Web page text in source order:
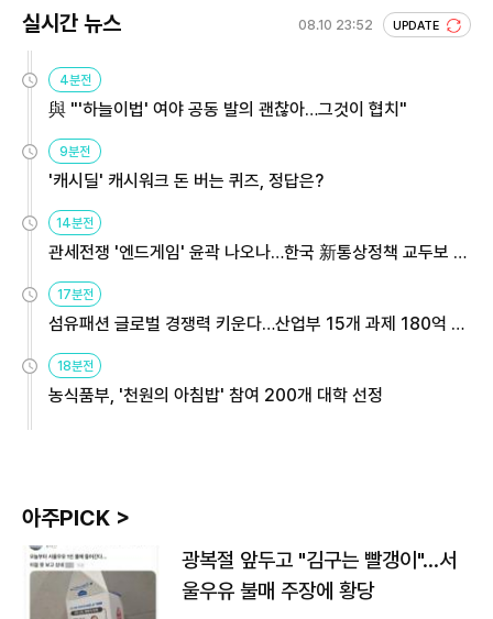
실시간 뉴스 08.10 23:52 UPDATE
4분전
與 "'하늘이법' 여야 공동 발의 괜찮아…그것이 협치"
9분전
'캐시딜' 캐시워크 돈 버는 퀴즈, 정답은?
14분전
관세전쟁 '엔드게임' 윤곽 나오나…한국 新통상정책 교두보 활
용해야
17분전
섬유패션 글로벌 경쟁력 키운다…산업부 15개 과제 180억 지
원
18분전
농식품부, '천원의 아침밥' 참여 200개 대학 선정
아주PICK >
광복절 앞두고 "김구는 빨갱이"…서
울우유 불매 주장에 황당